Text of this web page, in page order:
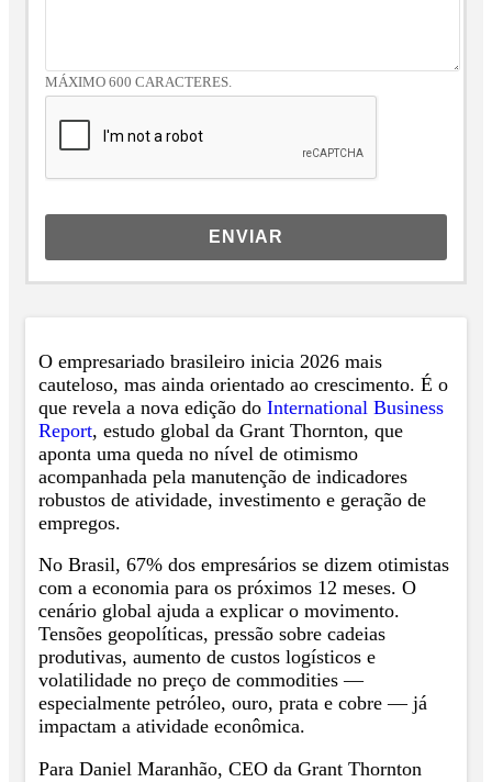
MÁXIMO 600 CARACTERES.
ENVIAR
O empresariado brasileiro inicia 2026 mais
cauteloso, mas ainda orientado ao crescimento. É o
que revela a nova edição do International Business
Report, estudo global da Grant Thornton, que
aponta uma queda no nível de otimismo
acompanhada pela manutenção de indicadores
robustos de atividade, investimento e geração de
empregos.
No Brasil, 67% dos empresários se dizem otimistas
com a economia para os próximos 12 meses. O
cenário global ajuda a explicar o movimento.
Tensões geopolíticas, pressão sobre cadeias
produtivas, aumento de custos logísticos e
volatilidade no preço de commodities —
especialmente petróleo, ouro, prata e cobre — já
impactam a atividade econômica.
Para Daniel Maranhão, CEO da Grant Thornton